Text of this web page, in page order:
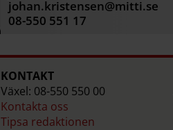
johan.kristensen@mitti.se
08-550 551 17
KONTAKT
Växel: 08-550 550 00
Kontakta oss
Tipsa redaktionen